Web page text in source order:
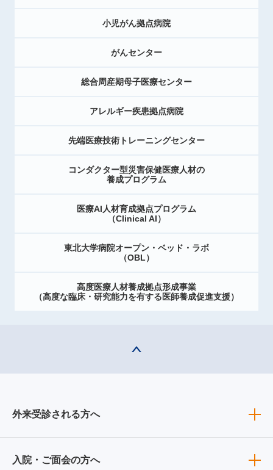
小児がん拠点病院
がんセンター
総合周産期母子医療センター
アレルギー疾患拠点病院
先端医療技術トレーニングセンター
コンダクター型災害保健医療人材の
養成プログラム
医療AI人材育成拠点プログラム
（Clinical AI）
東北大学病院オープン・ベッド・ラボ
（OBL）
高度医療人材養成拠点形成事業
（高度な臨床・研究能力を有する医師養成促進支援）
外来受診される方へ
入院・ご面会の方へ